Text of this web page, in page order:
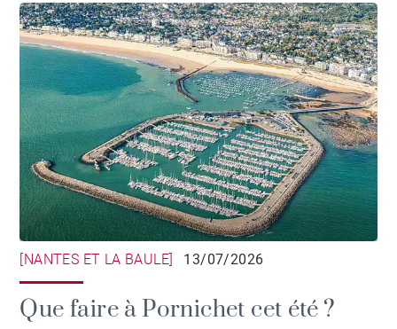
[NANTES ET LA BAULE] 13/07/2026
Que faire à Pornichet cet été ?